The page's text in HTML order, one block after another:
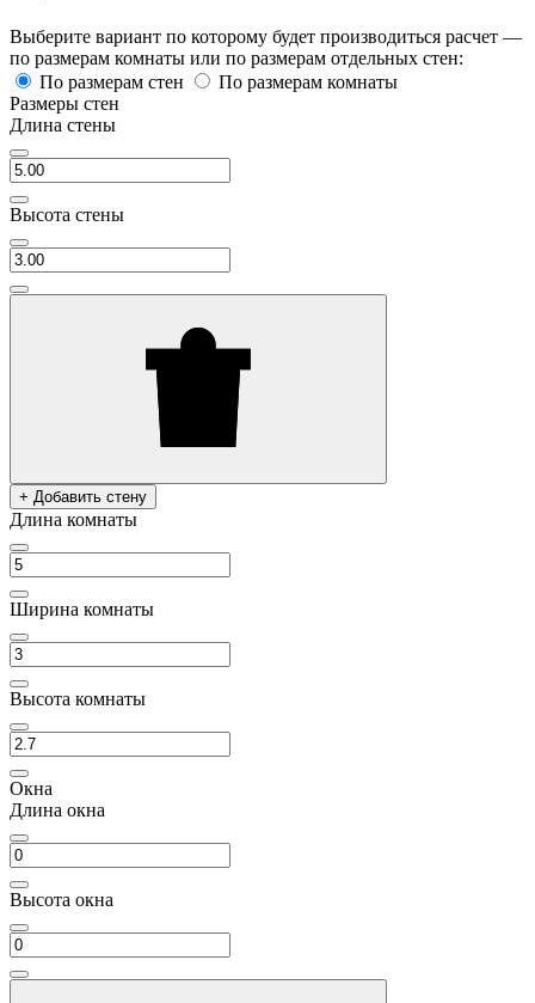
Выберите вариант по которому будет производиться расчет —
по размерам комнаты или по размерам отдельных стен:
По размерам стен
По размерам комнаты
Размеры стен
Длина стены
Высота стены
+ Добавить стену
Длина комнаты
Ширина комнаты
Высота комнаты
Окна
Длина окна
Высота окна